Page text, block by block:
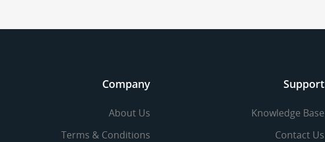
Support
Knowledge Base
Contact Us
Company
About Us
Terms & Conditions